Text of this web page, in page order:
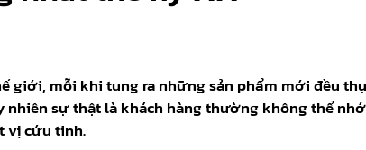
giới, mỗi khi tung ra những sản phẩm mới đều
nhiên sự thật là khách hàng thường không thể
vị cứu tinh.